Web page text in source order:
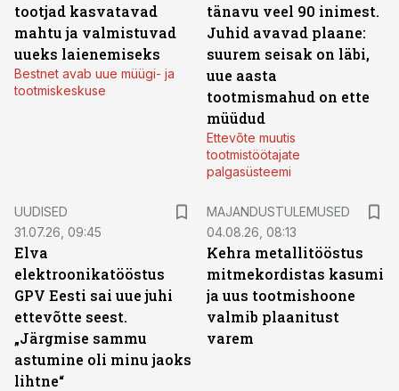
tootjad kasvatavad
mahtu ja valmistuvad
uueks laienemiseks
Bestnet avab uue müügi- ja
tootmiskeskuse
tänavu veel 90 inimest.
Juhid avavad plaane:
suurem seisak on läbi,
uue aasta
tootmismahud on ette
müüdud
Ettevõte muutis
tootmistöötajate
palgasüsteemi
UUDISED
31.07.26, 09:45
Elva
elektroonikatööstus
GPV Eesti sai uue juhi
ettevõtte seest.
„Järgmise sammu
astumine oli minu jaoks
lihtne“
MAJANDUSTULEMUSED
04.08.26, 08:13
Kehra metallitööstus
mitmekordistas kasumi
ja uus tootmishoone
valmib plaanitust
varem